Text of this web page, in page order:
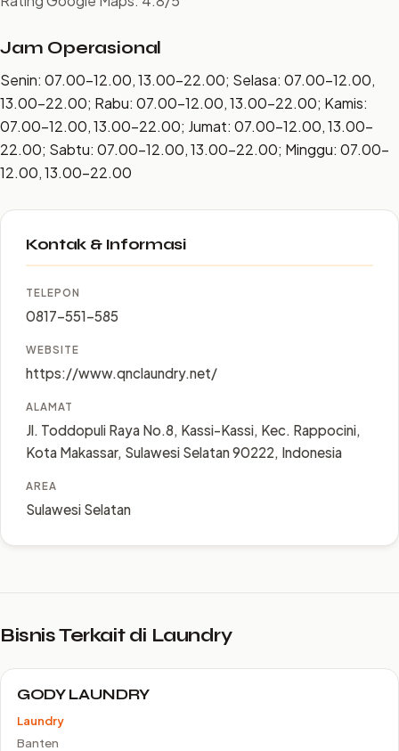
Jam Operasional
Senin: 07.00–12.00, 13.00–22.00; Selasa: 07.00–12.00,
13.00–22.00; Rabu: 07.00–12.00, 13.00–22.00; Kamis:
07.00–12.00, 13.00–22.00; Jumat: 07.00–12.00, 13.00–
22.00; Sabtu: 07.00–12.00, 13.00–22.00; Minggu: 07.00–
12.00, 13.00–22.00
Kontak & Informasi
TELEPON
0817-551-585
WEBSITE
https://www.qnclaundry.net/
ALAMAT
Jl. Toddopuli Raya No.8, Kassi-Kassi, Kec. Rappocini,
Kota Makassar, Sulawesi Selatan 90222, Indonesia
AREA
Sulawesi Selatan
Bisnis Terkait di Laundry
GODY LAUNDRY
Laundry
Banten